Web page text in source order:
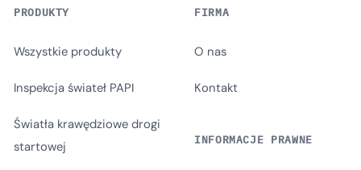
PRODUKTY
Wszystkie produkty
Inspekcja świateł PAPI
Światła krawędziowe drogi
startowej
FIRMA
O nas
Kontakt
INFORMACJE PRAWNE